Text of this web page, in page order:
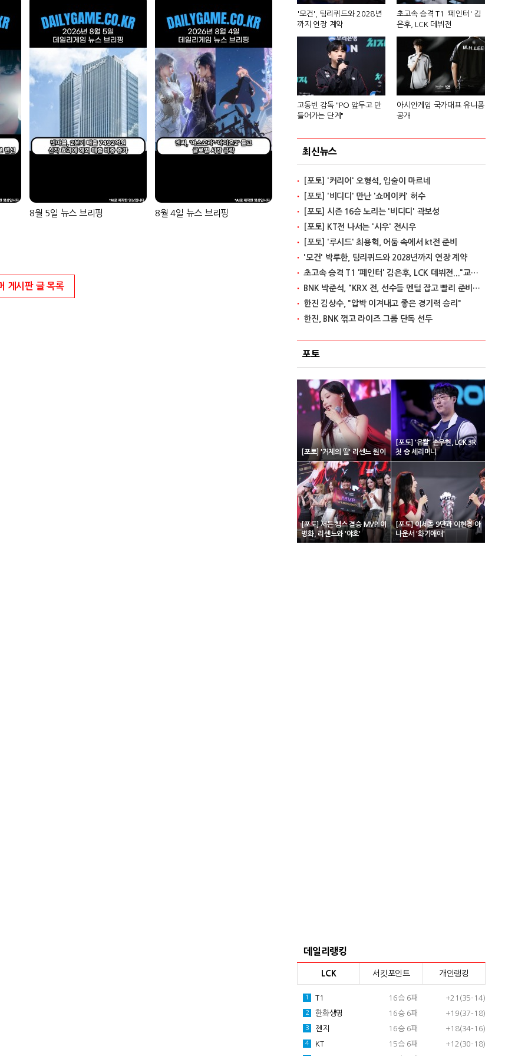
8월 5일 뉴스 브리핑 8월 4일 뉴스 브리핑
게시판 글 목록
'모건', 팀리퀴드와 2028년
까지 연장 계약
초고속 승격 T1 '페인터' 김
은후, LCK 데뷔전
고동빈 감독 "PO 앞두고 만
들어가는 단계"
아시안게임 국가대표 유니폼
공개
최신뉴스
[포토] '커리어' 오형석, 입술이 마르네
[포토] '비디디' 만난 '쇼메이커' 허수
[포토] 시즌 16승 노리는 '비디디' 곽보성
[포토] KT전 나서는 '시우' 전시우
[포토] '루시드' 최용혁, 어둠 속에서 kt전 준비
'모건' 박루한, 팀리퀴드와 2028년까지 연장 계약
초고속 승격 T1 '페인터' 김은후, LCK 데뷔전..."교전서 돋보이는 실력"
BNK 박준석, "KRX 전, 선수들 멘털 잡고 빨리 준비할 것"
한진 김상수, "압박 이겨내고 좋은 경기력 승리"
한진, BNK 꺾고 라이즈 그룹 단독 선두
포토
[포토] '거제의 딸' 리센느 원이
[포토] '유칼' 손우현, LCK 3R
첫 승 세리머니
[포토] 서든 챔스 결승 MVP 이
병화, 리센느와 '야호'
[포토] 이세돌 9단과 이현경 아
나운서 '화기애애'
데일리랭킹
LCK 서킷포인트 개인랭킹
1 T1 16승 6패 +21(35-14)
2 한화생명 16승 6패 +19(37-18)
3 젠지 16승 6패 +18(34-16)
4 KT 15승 6패 +12(30-18)